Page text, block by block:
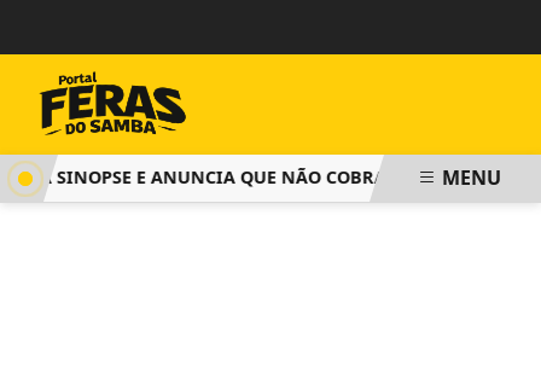
SINOPSE E ANUNCIA QUE NÃO COBRARÁ TAXA DEMENU